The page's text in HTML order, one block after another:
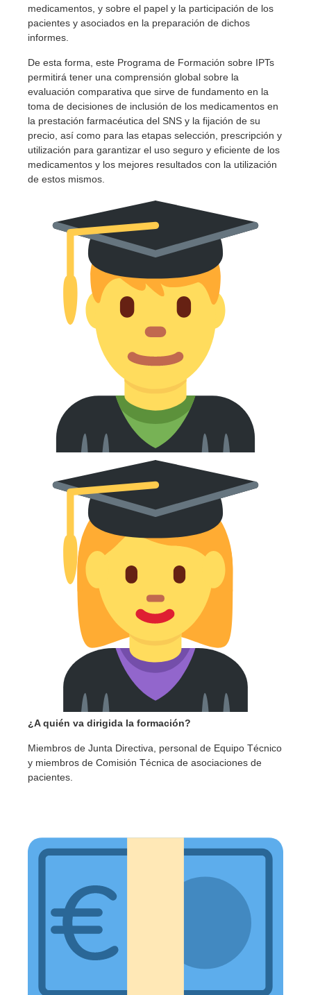
medicamentos, y sobre el papel y la participación de los
pacientes y asociados en la preparación de dichos
informes.
De esta forma, este Programa de Formación sobre IPTs
permitirá tener una comprensión global sobre la
evaluación comparativa que sirve de fundamento en la
toma de decisiones de inclusión de los medicamentos en
la prestación farmacéutica del SNS y la fijación de su
precio, así como para las etapas selección, prescripción y
utilización para garantizar el uso seguro y eficiente de los
medicamentos y los mejores resultados con la utilización
de estos mismos.
¿A quién va dirigida la formación?
Miembros de Junta Directiva, personal de Equipo Técnico
y miembros de Comisión Técnica de asociaciones de
pacientes.